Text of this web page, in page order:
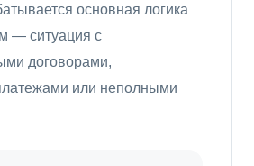
основная логика
— ситуация с
договорами,
или неполными